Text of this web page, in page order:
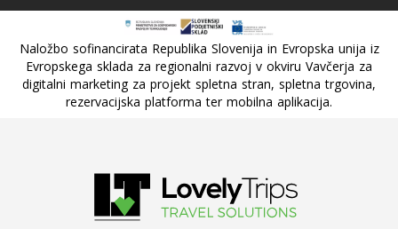
Naložbo sofinancirata Republika Slovenija in Evropska unija iz
Evropskega sklada za regionalni razvoj v okviru Vavčerja za
digitalni marketing za projekt spletna stran, spletna trgovina,
rezervacijska platforma ter mobilna aplikacija.